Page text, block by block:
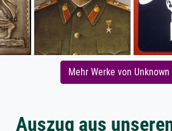
Mehr Werke von
Auszug aus